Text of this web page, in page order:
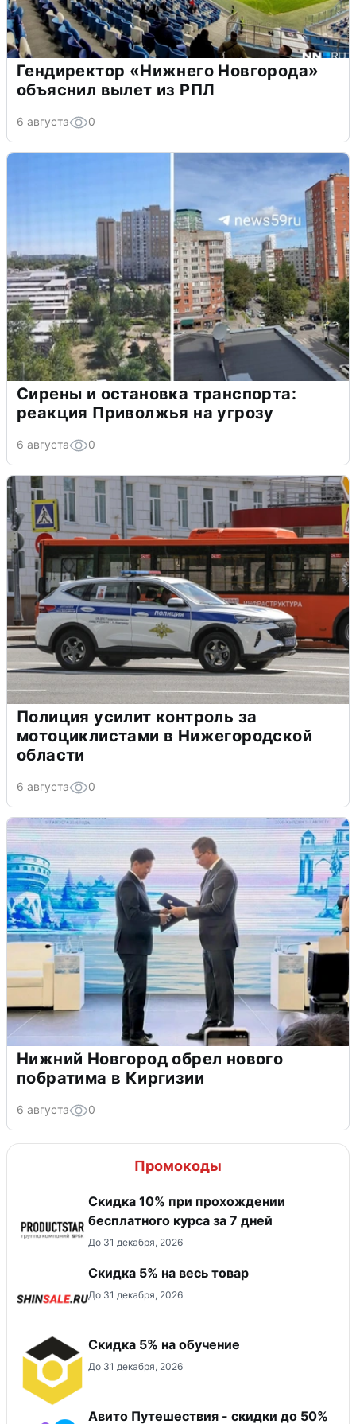
Гендиректор «Нижнего Новгорода»
объяснил вылет из РПЛ
6 августа 0
Сирены и остановка транспорта:
реакция Приволжья на угрозу
6 августа 0
Полиция усилит контроль за
мотоциклистами в Нижегородской
области
6 августа 0
Нижний Новгород обрел нового
побратима в Киргизии
6 августа 0
Промокоды
Скидка 10% при прохождении
бесплатного курса за 7 дней
До 31 декабря, 2026
Скидка 5% на весь товар
До 31 декабря, 2026
Скидка 5% на обучение
До 31 декабря, 2026
Авито Путешествия - скидки до 50%